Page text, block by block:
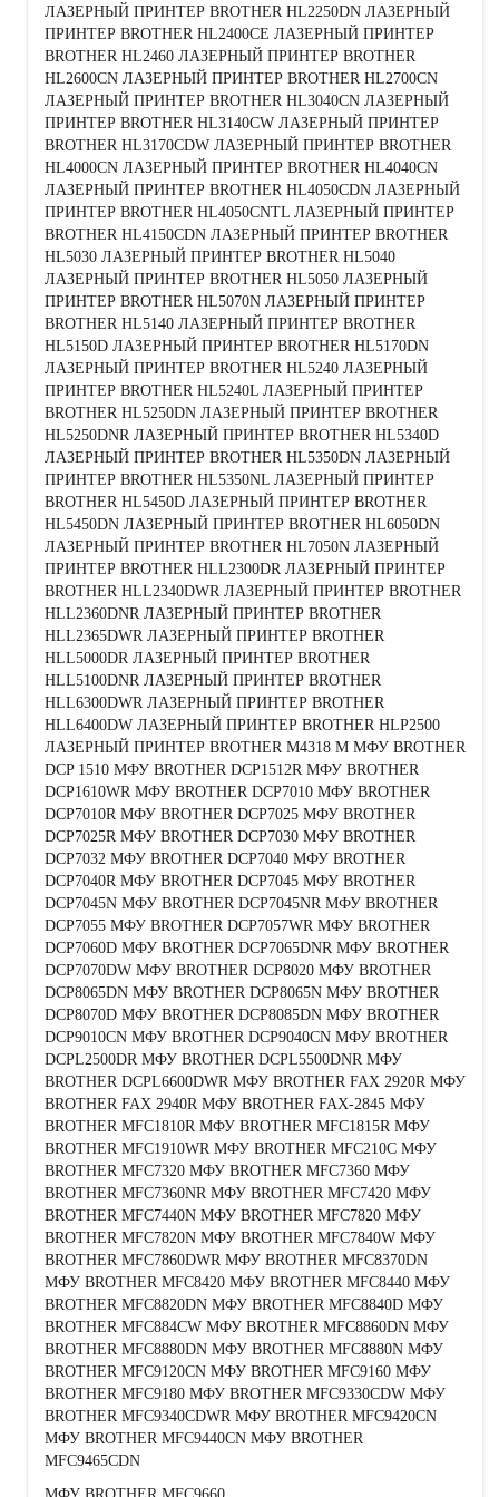
ЛАЗЕРНЫЙ ПРИНТЕР BROTHER HL2250DN ЛАЗЕРНЫЙ
ПРИНТЕР BROTHER HL2400CE ЛАЗЕРНЫЙ ПРИНТЕР
BROTHER HL2460 ЛАЗЕРНЫЙ ПРИНТЕР BROTHER
HL2600CN ЛАЗЕРНЫЙ ПРИНТЕР BROTHER HL2700CN
ЛАЗЕРНЫЙ ПРИНТЕР BROTHER HL3040CN ЛАЗЕРНЫЙ
ПРИНТЕР BROTHER HL3140CW ЛАЗЕРНЫЙ ПРИНТЕР
BROTHER HL3170CDW ЛАЗЕРНЫЙ ПРИНТЕР BROTHER
HL4000CN ЛАЗЕРНЫЙ ПРИНТЕР BROTHER HL4040CN
ЛАЗЕРНЫЙ ПРИНТЕР BROTHER HL4050CDN ЛАЗЕРНЫЙ
ПРИНТЕР BROTHER HL4050CNTL ЛАЗЕРНЫЙ ПРИНТЕР
BROTHER HL4150CDN ЛАЗЕРНЫЙ ПРИНТЕР BROTHER
HL5030 ЛАЗЕРНЫЙ ПРИНТЕР BROTHER HL5040
ЛАЗЕРНЫЙ ПРИНТЕР BROTHER HL5050 ЛАЗЕРНЫЙ
ПРИНТЕР BROTHER HL5070N ЛАЗЕРНЫЙ ПРИНТЕР
BROTHER HL5140 ЛАЗЕРНЫЙ ПРИНТЕР BROTHER
HL5150D ЛАЗЕРНЫЙ ПРИНТЕР BROTHER HL5170DN
ЛАЗЕРНЫЙ ПРИНТЕР BROTHER HL5240 ЛАЗЕРНЫЙ
ПРИНТЕР BROTHER HL5240L ЛАЗЕРНЫЙ ПРИНТЕР
BROTHER HL5250DN ЛАЗЕРНЫЙ ПРИНТЕР BROTHER
HL5250DNR ЛАЗЕРНЫЙ ПРИНТЕР BROTHER HL5340D
ЛАЗЕРНЫЙ ПРИНТЕР BROTHER HL5350DN ЛАЗЕРНЫЙ
ПРИНТЕР BROTHER HL5350NL ЛАЗЕРНЫЙ ПРИНТЕР
BROTHER HL5450D ЛАЗЕРНЫЙ ПРИНТЕР BROTHER
HL5450DN ЛАЗЕРНЫЙ ПРИНТЕР BROTHER HL6050DN
ЛАЗЕРНЫЙ ПРИНТЕР BROTHER HL7050N ЛАЗЕРНЫЙ
ПРИНТЕР BROTHER HLL2300DR ЛАЗЕРНЫЙ ПРИНТЕР
BROTHER HLL2340DWR ЛАЗЕРНЫЙ ПРИНТЕР BROTHER
HLL2360DNR ЛАЗЕРНЫЙ ПРИНТЕР BROTHER
HLL2365DWR ЛАЗЕРНЫЙ ПРИНТЕР BROTHER
HLL5000DR ЛАЗЕРНЫЙ ПРИНТЕР BROTHER
HLL5100DNR ЛАЗЕРНЫЙ ПРИНТЕР BROTHER
HLL6300DWR ЛАЗЕРНЫЙ ПРИНТЕР BROTHER
HLL6400DW ЛАЗЕРНЫЙ ПРИНТЕР BROTHER HLP2500
ЛАЗЕРНЫЙ ПРИНТЕР BROTHER M4318 М МФУ BROTHER
DCP 1510 МФУ BROTHER DCP1512R МФУ BROTHER
DCP1610WR МФУ BROTHER DCP7010 МФУ BROTHER
DCP7010R МФУ BROTHER DCP7025 МФУ BROTHER
DCP7025R МФУ BROTHER DCP7030 МФУ BROTHER
DCP7032 МФУ BROTHER DCP7040 МФУ BROTHER
DCP7040R МФУ BROTHER DCP7045 МФУ BROTHER
DCP7045N МФУ BROTHER DCP7045NR МФУ BROTHER
DCP7055 МФУ BROTHER DCP7057WR МФУ BROTHER
DCP7060D МФУ BROTHER DCP7065DNR МФУ BROTHER
DCP7070DW МФУ BROTHER DCP8020 МФУ BROTHER
DCP8065DN МФУ BROTHER DCP8065N МФУ BROTHER
DCP8070D МФУ BROTHER DCP8085DN МФУ BROTHER
DCP9010CN МФУ BROTHER DCP9040CN МФУ BROTHER
DCPL2500DR МФУ BROTHER DCPL5500DNR МФУ
BROTHER DCPL6600DWR МФУ BROTHER FAX 2920R МФУ
BROTHER FAX 2940R МФУ BROTHER FAX-2845 МФУ
BROTHER MFC1810R МФУ BROTHER MFC1815R МФУ
BROTHER MFC1910WR МФУ BROTHER MFC210C МФУ
BROTHER MFC7320 МФУ BROTHER MFC7360 МФУ
BROTHER MFC7360NR МФУ BROTHER MFC7420 МФУ
BROTHER MFC7440N МФУ BROTHER MFC7820 МФУ
BROTHER MFC7820N МФУ BROTHER MFC7840W МФУ
BROTHER MFC7860DWR МФУ BROTHER MFC8370DN
МФУ BROTHER MFC8420 МФУ BROTHER MFC8440 МФУ
BROTHER MFC8820DN МФУ BROTHER MFC8840D МФУ
BROTHER MFC884CW МФУ BROTHER MFC8860DN МФУ
BROTHER MFC8880DN МФУ BROTHER MFC8880N МФУ
BROTHER MFC9120CN МФУ BROTHER MFC9160 МФУ
BROTHER MFC9180 МФУ BROTHER MFC9330CDW МФУ
BROTHER MFC9340CDWR МФУ BROTHER MFC9420CN
МФУ BROTHER MFC9440CN МФУ BROTHER
MFC9465CDN